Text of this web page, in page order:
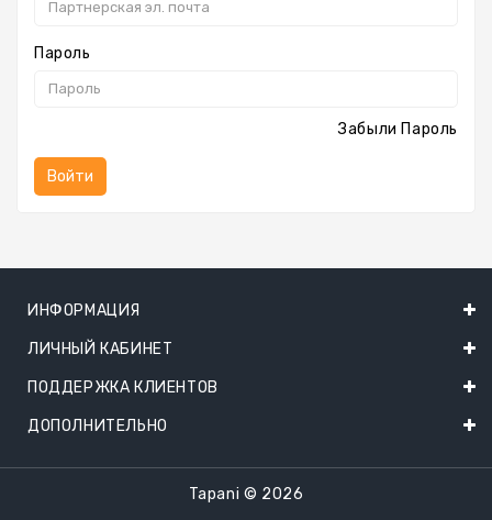
Пароль
Забыли Пароль
ИНФОРМАЦИЯ
ЛИЧНЫЙ КАБИНЕТ
ПОДДЕРЖКА КЛИЕНТОВ
ДОПОЛНИТЕЛЬНО
Tapani © 2026